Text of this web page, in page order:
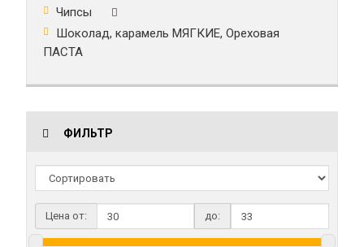
Чипсы
Шоколад, карамель МЯГКИЕ, Ореховая
ПАСТА
ФИЛЬТР
Цена от: до: